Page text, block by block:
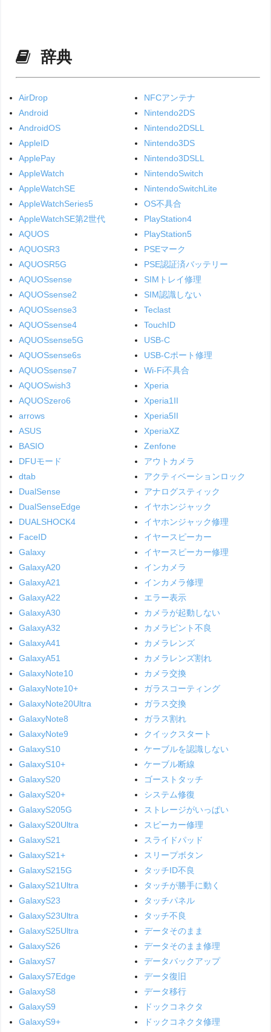
辞典
AirDrop
Android
AndroidOS
AppleID
ApplePay
AppleWatch
AppleWatchSE
AppleWatchSeries5
AppleWatchSE第2世代
AQUOS
AQUOSR3
AQUOSR5G
AQUOSsense
AQUOSsense2
AQUOSsense3
AQUOSsense4
AQUOSsense5G
AQUOSsense6s
AQUOSsense7
AQUOSwish3
AQUOSzero6
arrows
ASUS
BASIO
DFUモード
dtab
DualSense
DualSenseEdge
DUALSHOCK4
FaceID
Galaxy
GalaxyA20
GalaxyA21
GalaxyA22
GalaxyA30
GalaxyA32
GalaxyA41
GalaxyA51
GalaxyNote10
GalaxyNote10+
GalaxyNote20Ultra
GalaxyNote8
GalaxyNote9
GalaxyS10
GalaxyS10+
GalaxyS20
GalaxyS20+
GalaxyS205G
GalaxyS20Ultra
GalaxyS21
GalaxyS21+
GalaxyS215G
GalaxyS21Ultra
GalaxyS23
GalaxyS23Ultra
GalaxyS25Ultra
GalaxyS26
GalaxyS7
GalaxyS7Edge
GalaxyS8
GalaxyS9
GalaxyS9+
NFCアンテナ
Nintendo2DS
Nintendo2DSLL
Nintendo3DS
Nintendo3DSLL
NintendoSwitch
NintendoSwitchLite
OS不具合
PlayStation4
PlayStation5
PSEマーク
PSE認証済バッテリー
SIMトレイ修理
SIM認識しない
Teclast
TouchID
USB-C
USB-Cポート修理
Wi-Fi不具合
Xperia
Xperia1II
Xperia5II
XperiaXZ
Zenfone
アウトカメラ
アクティベーションロック
アナログスティック
イヤホンジャック
イヤホンジャック修理
イヤースピーカー
イヤースピーカー修理
インカメラ
インカメラ修理
エラー表示
カメラが起動しない
カメラピント不良
カメラレンズ
カメラレンズ割れ
カメラ交換
ガラスコーティング
ガラス交換
ガラス割れ
クイックスタート
ケーブルを認識しない
ケーブル断線
ゴーストタッチ
システム修復
ストレージがいっぱい
スピーカー修理
スライドパッド
スリープボタン
タッチID不良
タッチが勝手に動く
タッチパネル
タッチ不良
データそのまま
データそのまま修理
データバックアップ
データ復旧
データ移行
ドックコネクタ
ドックコネクタ修理